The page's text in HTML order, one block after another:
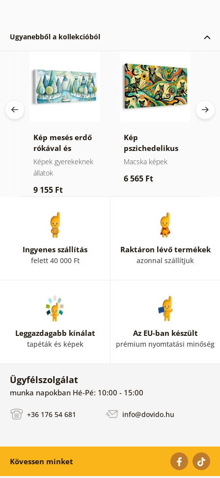
Ugyanebből a kollekcióból
Kép mesés erdő
rókával és
baglyokkal
Képek gyerekeknek
állatok
9 155 Ft
Kép
pszichedelikus
macskák
Macska képek
6 565 Ft
Ingyenes szállítás
felett 40 000 Ft
Raktáron lévő termékek
azonnal szállítjuk
Leggazdagabb kínálat
tapéták és képek
Az EU-ban készült
prémium nyomtatási minőség
Ügyfélszolgálat
munka napokban Hé-Pé: 10:00 - 15:00
+36 176 54 681 info@dovido.hu
Kövessen minket